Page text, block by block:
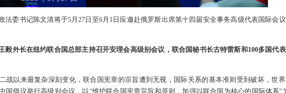
法委书记陈文清将于5月27日至6月1日应邀赴俄罗斯出席第十四届安全事务高级代表国际会议
毅外长在纽约联合国总部主持召开安理会高级别会议，联合国秘书长古特雷斯和100多国代
战以来最复杂深刻变化，联合国宪章的宗旨遭到无视，国际关系的基本准则受到破坏，世
国倡议举行高级别会议，以“维护联合国宪章宗旨和原则，加强以联合国为核心的国际体系”